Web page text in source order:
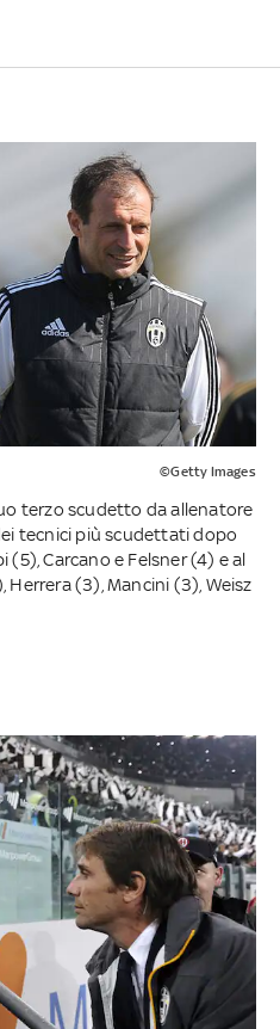
©Getty Images
terzo scudetto da allenatore
tecnici più scudettati dopo
Carcano e Felsner (4) e al
(3), Mancini (3), Weisz